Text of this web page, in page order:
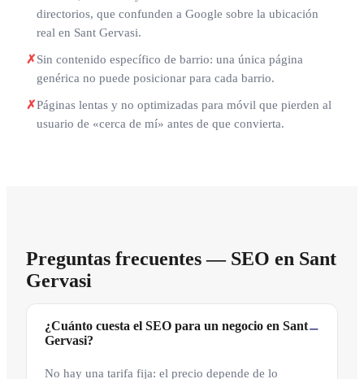
directorios, que confunden a Google sobre la ubicación
real en Sant Gervasi.
✗Sin contenido específico de barrio: una única página
genérica no puede posicionar para cada barrio.
✗Páginas lentas y no optimizadas para móvil que pierden al
usuario de «cerca de mí» antes de que convierta.
Preguntas frecuentes — SEO en Sant
Gervasi
¿Cuánto cuesta el SEO para un negocio en Sant
Gervasi?
No hay una tarifa fija: el precio depende de lo